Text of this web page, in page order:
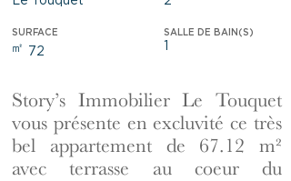
SURFACE SALLE DE BAIN(S)
㎡ 72
Story’s Immobilier Le Touquet
vous présente en excluvité ce très
bel appartement de 67.12 m²
avec terrasse au coeur du